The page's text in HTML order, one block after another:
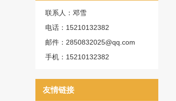
联系人：邓雪
电话：15210132382
邮件：2850832025@qq.com
手机：15210132382
友情链接